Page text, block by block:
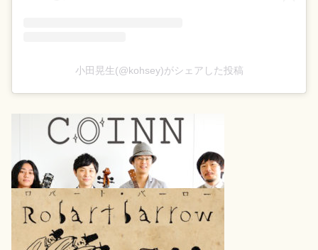
小田晃生(@kohsey)がシェアした投稿